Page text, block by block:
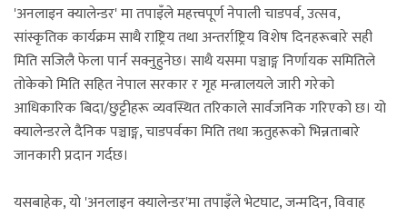
'अनलाइन क्यालेन्डर' मा तपाइँले महत्त्वपूर्ण नेपाली चाडपर्व, उत्सव,
सांस्कृतिक कार्यक्रम साथै राष्ट्रिय तथा अन्तर्राष्ट्रिय विशेष दिनहरूबारे सही
मिति सजिलै फेला पार्न सक्नुहुनेछ। साथै यसमा पञ्चाङ्ग निर्णायक समितिले
तोकेको मिति सहित नेपाल सरकार र गृह मन्त्रालयले जारी गरेको
आधिकारिक बिदा/छुट्टीहरू व्यवस्थित तरिकाले सार्वजनिक गरिएको छ। यो
क्यालेन्डरले दैनिक पञ्चाङ्ग, चाडपर्वका मिति तथा ऋतुहरूको भिन्नताबारे
जानकारी प्रदान गर्दछ।
यसबाहेक, यो 'अनलाइन क्यालेन्डर'मा तपाइँले भेटघाट, जन्मदिन, विवाह